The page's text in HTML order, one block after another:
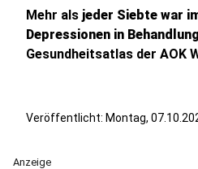
Mehr als jeder Siebte war
Depressionen in Behandlung
Gesundheitsatlas der AOK
Veröffentlicht: Montag,
Anzeige